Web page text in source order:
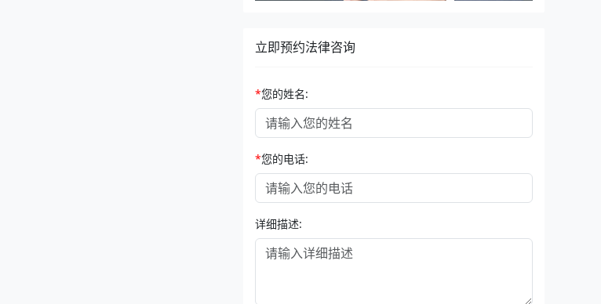
立即预约法律咨询
*您的姓名:
*您的电话:
详细描述: